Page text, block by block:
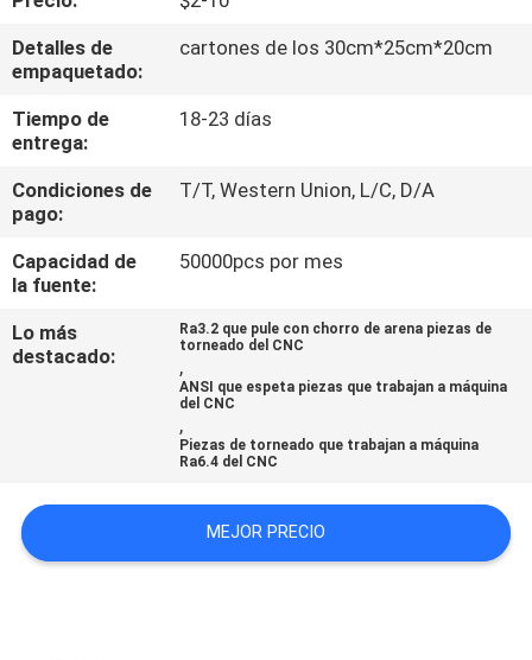
DE
CALIDAD
CONTACTA
CON
NOSOTROS
NOTICIAS
SOLICITAR
MAPA
DEL
Detalles de
empaquetado:
cartones de los 30cm*25cm*20cm
Tiempo de
entrega:
18-23 días
Condiciones de
pago:
T/T, Western Union, L/C, D/A
Capacidad de
la fuente:
50000pcs por mes
Lo más
destacado:
Ra3.2 que pule con chorro de arena piezas de
torneado del CNC
,
ANSI que espeta piezas que trabajan a máquina
del CNC
,
Piezas de torneado que trabajan a máquina
Ra6.4 del CNC
MEJOR PRECIO